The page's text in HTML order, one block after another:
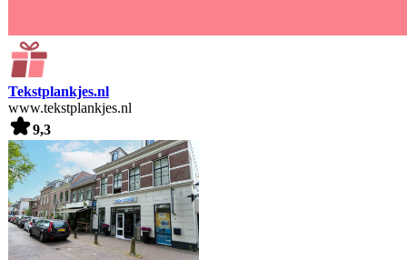
Tekstplankjes.nl
www.tekstplankjes.nl
9,3